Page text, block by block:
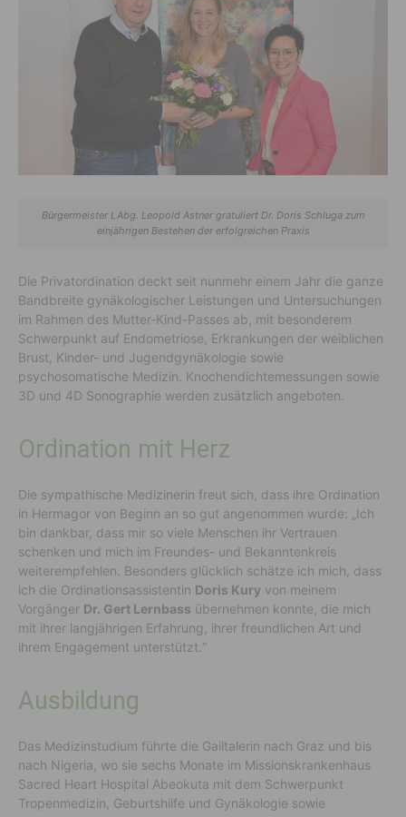
Bürgermeister LAbg. Leopold Astner gratuliert Dr. Doris Schluga zum
einjährigen Bestehen der erfolgreichen Praxis
Die Privatordination deckt seit nunmehr einem Jahr die ganze
Bandbreite gynäkologischer Leistungen und Untersuchungen
im Rahmen des Mutter-Kind-Passes ab, mit besonderem
Schwerpunkt auf Endometriose, Erkrankungen der weiblichen
Brust, Kinder- und Jugendgynäkologie sowie
psychosomatische Medizin. Knochendichtemessungen sowie
3D und 4D Sonographie werden zusätzlich angeboten.
Ordination mit Herz
Die sympathische Medizinerin freut sich, dass ihre Ordination
in Hermagor von Beginn an so gut angenommen wurde: „Ich
bin dankbar, dass mir so viele Menschen ihr Vertrauen
schenken und mich im Freundes- und Bekanntenkreis
weiterempfehlen. Besonders glücklich schätze ich mich, dass
ich die Ordinationsassistentin Doris Kury von meinem
Vorgänger Dr. Gert Lernbass übernehmen konnte, die mich
mit ihrer langjährigen Erfahrung, ihrer freundlichen Art und
ihrem Engagement unterstützt.“
Ausbildung
Das Medizinstudium führte die Gailtalerin nach Graz und bis
nach Nigeria, wo sie sechs Monate im Missionskrankenhaus
Sacred Heart Hospital Abeokuta mit dem Schwerpunkt
Tropenmedizin, Geburtshilfe und Gynäkologie sowie